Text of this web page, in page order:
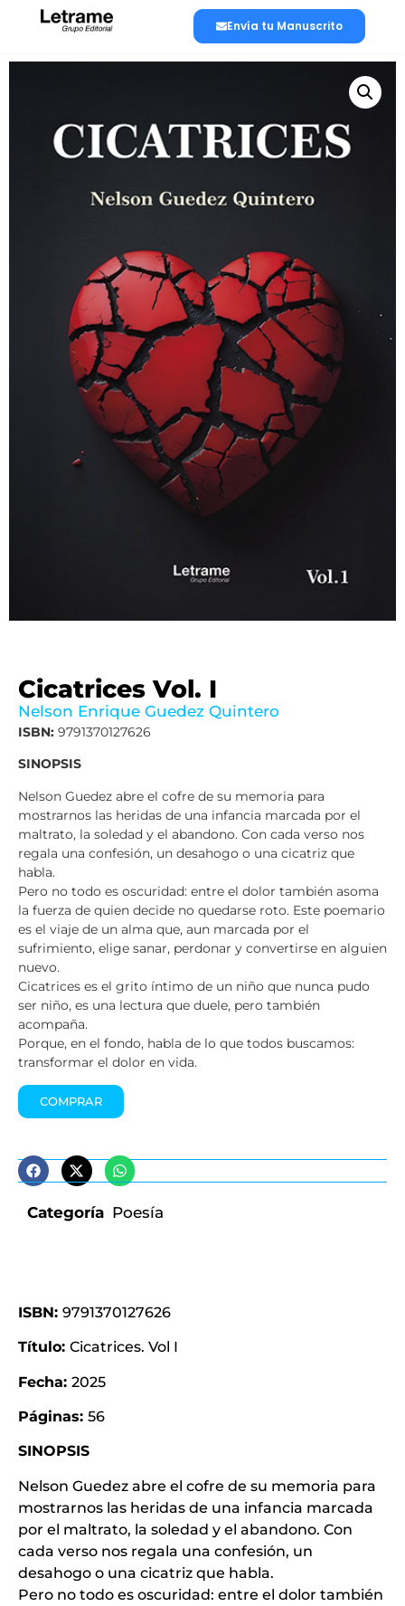
Envía tu Manuscrito
Cicatrices Vol. I
Nelson Enrique Guedez Quintero
ISBN: 9791370127626
SINOPSIS
Nelson Guedez abre el cofre de su memoria para
mostrarnos las heridas de una infancia marcada por el
maltrato, la soledad y el abandono. Con cada verso nos
regala una confesión, un desahogo o una cicatriz que
habla.
Pero no todo es oscuridad: entre el dolor también asoma
la fuerza de quien decide no quedarse roto. Este poemario
es el viaje de un alma que, aun marcada por el
sufrimiento, elige sanar, perdonar y convertirse en alguien
nuevo.
Cicatrices es el grito íntimo de un niño que nunca pudo
ser niño, es una lectura que duele, pero también
acompaña.
Porque, en el fondo, habla de lo que todos buscamos:
transformar el dolor en vida.
COMPRAR
Categoría Poesía
ISBN: 9791370127626
Título: Cicatrices. Vol I
Fecha: 2025
Páginas: 56
SINOPSIS
Nelson Guedez abre el cofre de su memoria para
mostrarnos las heridas de una infancia marcada
por el maltrato, la soledad y el abandono. Con
cada verso nos regala una confesión, un
desahogo o una cicatriz que habla.
Pero no todo es oscuridad: entre el dolor también